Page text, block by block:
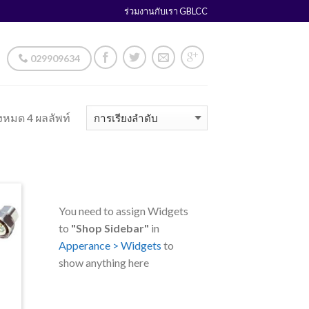
ร่วมงานกับเรา GBLCC
029909634
หมด 4 ผลลัพท์
You need to assign Widgets
to "Shop Sidebar" in
Apperance > Widgets to
show anything here